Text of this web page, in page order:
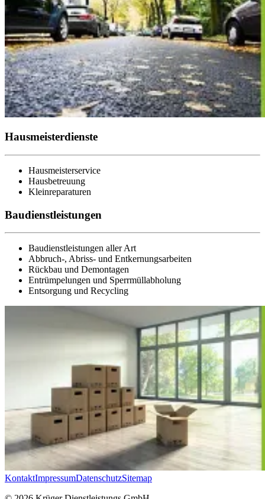
Hausmeisterdienste
Hausmeisterservice
Hausbetreuung
Kleinreparaturen
Baudienstleistungen
Baudienstleistungen aller Art
Abbruch-, Abriss- und Entkernungsarbeiten
Rückbau und Demontagen
Entrümpelungen und Sperrmüllabholung
Entsorgung und Recycling
KontaktImpressumDatenschutzSitemap